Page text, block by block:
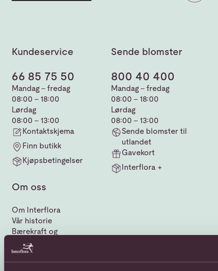
Kundeservice
66 85 75 50
Mandag - fredag
08:00 - 18:00
Lørdag
08:00 - 13:00
Kontaktskjema
Finn butikk
Kjøpsbetingelser
Sende blomster
800 40 400
Mandag - fredag
08:00 - 18:00
Lørdag
08:00 - 13:00
Sende blomster til
utlandet
Gavekort
Interflora +
Om oss
Om Interflora
Vår historie
Bærekraft og
samfunnsansvar
Humanitært fond
Interfloras kvalitetssjekk